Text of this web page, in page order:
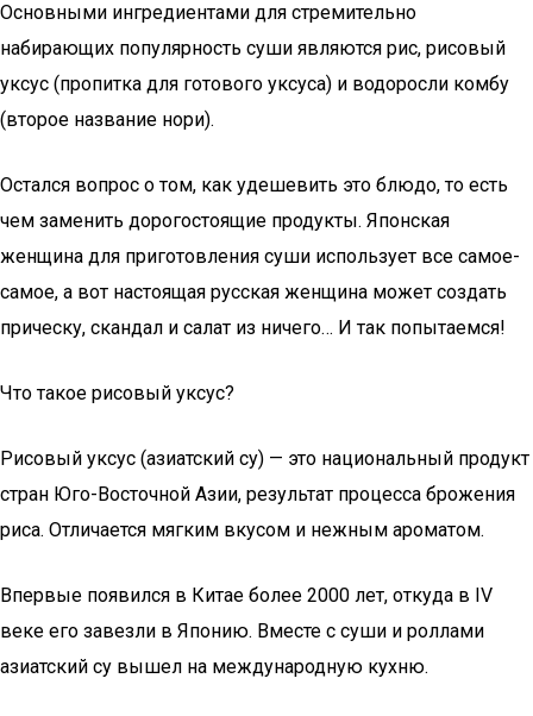
Основными ингредиентами для стремительно
набирающих популярность суши являются рис, рисовый
уксус (пропитка для готового уксуса) и водоросли комбу
(второе название нори).
Остался вопрос о том, как удешевить это блюдо, то есть
чем заменить дорогостоящие продукты. Японская
женщина для приготовления суши использует все самое-
самое, а вот настоящая русская женщина может создать
прическу, скандал и салат из ничего… И так попытаемся!
Что такое рисовый уксус?
Рисовый уксус (азиатский су) — это национальный продукт
стран Юго-Восточной Азии, результат процесса брожения
риса. Отличается мягким вкусом и нежным ароматом.
Впервые появился в Китае более 2000 лет, откуда в IV
веке его завезли в Японию. Вместе с суши и роллами
азиатский су вышел на международную кухню.